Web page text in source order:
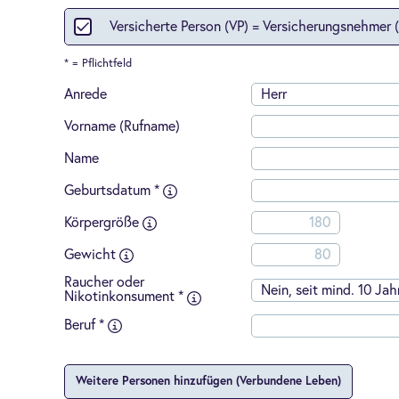
oder
-
einer
ohne
Versicherte Person (VP) = Versicherungsnehmer
* = Pflichtfeld
Anrede Herr
Vorname (Rufname)
Name
Geburtsdatum *
Körpergröße
Gewicht
Raucher oder
Nikotinkonsument *
Nein, seit mind. 10
Beruf *
Weitere Personen hinzufügen (Verbundene Leben)